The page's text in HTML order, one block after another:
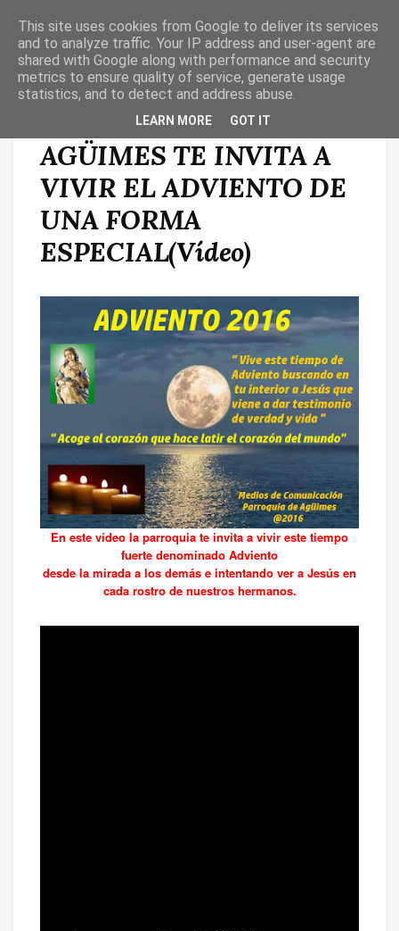
T
O
G
LA PARROQUIA DE
AGÜIMES TE INVITA A
VIVIR EL ADVIENTO DE
UNA FORMA
ESPECIAL(Vídeo)
En este vídeo la parroquia te invita a vivir este tiempo
fuerte denominado Adviento
desde la mirada a los demás e intentando ver a Jesús en
cada rostro de nuestros hermanos.
This site uses cookies from Google to deliver its services
and to analyze traffic. Your IP address and user-agent are
shared with Google along with performance and security
metrics to ensure quality of service, generate usage
statistics, and to detect and address abuse.
LEARN MORE GOT IT